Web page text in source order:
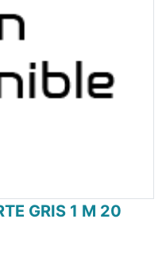
GRIS 1 M 20